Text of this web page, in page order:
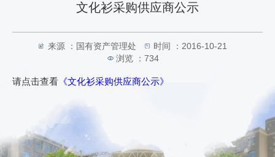
文化衫采购供应商公示
来源 ：国有资产管理处
时间 ：2016-10-21
浏览 ： 734
请点击查看 《文化衫采购供应商公示》